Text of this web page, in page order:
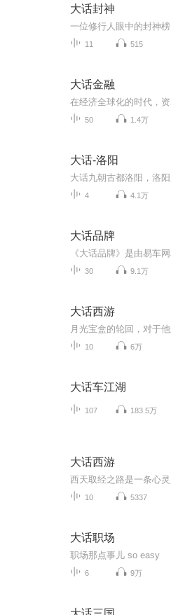
大话封神
一位修行人眼中的封神榜
11 515
大话金融
50 1.4万
大话-洛阳
4 4.1万
大话品牌
30 9.1万
大话西游
10 6万
大话车江湖
107 183.5万
大话西游
10 5337
大话职场
职场那点事儿 so easy
6 9万